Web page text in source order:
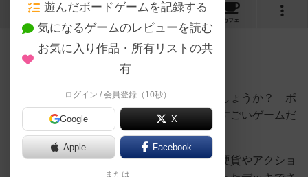
11 15 86
カフェ
495名 0名 0 8年以上前
デッキ構築型のゲームの最古参ではないでしょうか？ ボ
ドゲの世界に新しいメカニズムを導入したすごいゲームだ
と思います。
硬貨のカードを出して、場から価値の高い硬貨やアクショ
遊んだボードゲームを記録する
気になるゲームのレビューを読む
お気に入り作品・所有リストの共
有
ログイン / 会員登録（10秒）
Google X
Apple Facebook
または